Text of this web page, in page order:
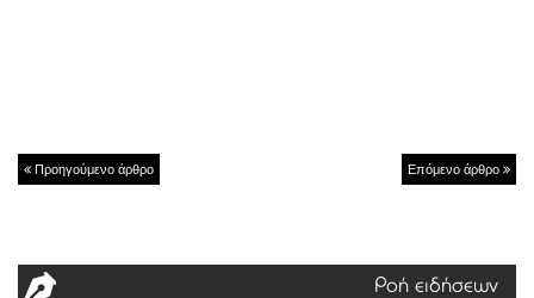
Προηγούμενο άρθρο Επόμενο άρθρο
Ροή ειδήσεων